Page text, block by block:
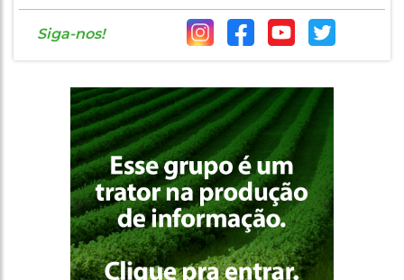
Siga-nos!